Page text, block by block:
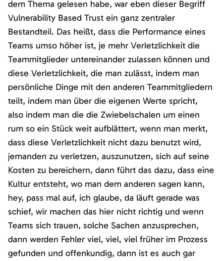
dem Thema gelesen habe, war eben dieser Begriff
Vulnerability Based Trust ein ganz zentraler
Bestandteil. Das heißt, dass die Performance eines
Teams umso höher ist, je mehr Verletzlichkeit die
Teammitglieder untereinander zulassen können und
diese Verletzlichkeit, die man zulässt, indem man
persönliche Dinge mit den anderen Teammitgliedern
teilt, indem man über die eigenen Werte spricht,
also indem man die die Zwiebelschalen um einen
rum so ein Stück weit aufblättert, wenn man merkt,
dass diese Verletzlichkeit nicht dazu benutzt wird,
jemanden zu verletzen, auszunutzen, sich auf seine
Kosten zu bereichern, dann führt das dazu, dass eine
Kultur entsteht, wo man dem anderen sagen kann,
hey, pass mal auf, ich glaube, da läuft gerade was
schief, wir machen das hier nicht richtig und wenn
Teams sich trauen, solche Sachen anzusprechen,
dann werden Fehler viel, viel, viel früher im Prozess
gefunden und offenkundig, dann ist es auch gar